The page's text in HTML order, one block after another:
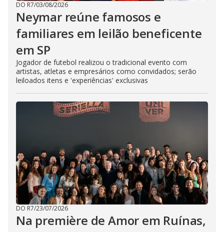
DO R7/03/08/2026
Neymar reúne famosos e
familiares em leilão beneficente
em SP
Jogador de futebol realizou o tradicional evento com
artistas, atletas e empresários como convidados; serão
leiloados itens e 'experiências' exclusivas
DO R7/23/07/2026
Na première de Amor em Ruínas,